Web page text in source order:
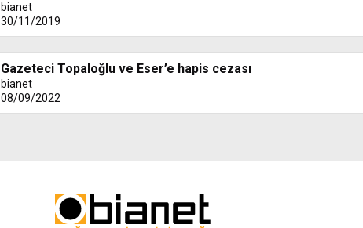
bianet
30/11/2019
Gazeteci Topaloğlu ve Eser’e hapis cezası
bianet
08/09/2022